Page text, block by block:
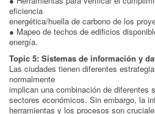
eficiencia
energética/huella de carbono de los
● Mapeo de techos de edificios
energía.
Topic 5: Sistemas de información y
Las ciudades tienen diferentes
normalmente
implican una combinación de diferentes
sectores económicos. Sin embargo, la
herramientas y los procesos son